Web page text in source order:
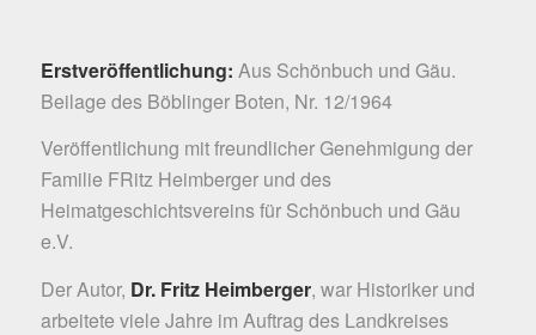
Erstveröffentlichung: Aus Schönbuch und Gäu.
Beilage des Böblinger Boten, Nr. 12/1964
Veröffentlichung mit freundlicher Genehmigung der
Familie FRitz Heimberger und des
Heimatgeschichtsvereins für Schönbuch und Gäu
e.V.
Der Autor, Dr. Fritz Heimberger, war Historiker und
arbeitete viele Jahre im Auftrag des Landkreises